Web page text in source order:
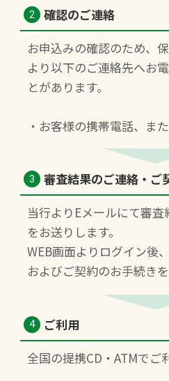
2
確認のご連絡
お申込みの確認のため、
より以下のご連絡先へお
とがあります。
・お客様の携帯電話、ま
3
審査結果のご連絡・ご
当行よりEメールにて審
をお送りします。
WEB画面よりログイン後
およびご契約のお手続き
4
ご利用
全国の提携CD・ATMでご